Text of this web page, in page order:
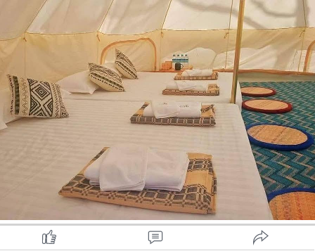
တစ်ခုချင်းစီမှာကိုယ်ပိုင်ဆောင်၊ခေါင်းအုံး၊မွေ့ယာ၊Air
၊ရေချိုးခန်း, ဘိုထိုင်အိမ်သာ၊ဖုန်းအားသွင်းဖို့လျှပ်စစ်မီးစသ
ဖြင့်ပါဝင်တယ်
အတွက် Campထဲစာ:သောက်ဆိုင်မှာ မှာယူစာ!းသုံးနိုင်
လိုမိမိဘာသာစီစဥ်လာလည်းရတယ်ပါတယ်
ဘယ်လိုသွားလို့ရလဲ??
ည်နေရာက မှော်ဘီထဲက ပန်းတစ်ပွင့်တောင်ခြေမှာဆိုတော့
ယ်ပိုင်ကားနဲ့သွားမယ်ဆို မှော်ဘီလေထီး(၁၆)မှတ်တိုင်အကျော်
ာဘက်ခြမ်းမှာ ပန်းတစ်ပွင့်တောင်သို့ဆိုတဲ့ဆိုင်းဘုတ်ရှိပါတယ် အဲ
နေ အတွင်းထဲထိဝင်ခဲ့ပါ ဝါးနက်ချောင်းရွာကို ဖြတ်ပြီးပန်းတစ်ပွင့်
ောင်မုခ်ဦးကိုရောက်ပါမယ် အဲ့မုခ်ဦးကိုမဝင်ဘဲ ညာဘက်မှာ
Camping ဆိုတဲ့ဆိုင်းဘုတ်ရှိတဲ့လမ်းအတွင်းဘက်ကိုဝင်
ါ အဲဆိုရင်Hmawbi Camping ရောက်ပါပြီနော်🤗
လိုင်းကားနဲ့ဆို မှော်ဘီ လေထီး(၁၆) မှတ်တိုင်ရောက်တဲ့ YBS 41,
105, 106 စီးပြီး ဆိုင်ကယ်ကယ်ရီငှားပြီးသွားလို့ရပါတယ်
ောက်ဆုံးပုံမှာ YBSနဲ့သွားလို့ရမယ့်